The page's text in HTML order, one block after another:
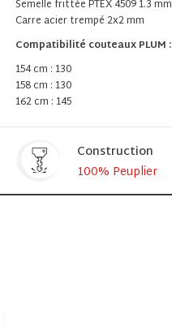
Semelle frittée PTEX 4509 1.3 mm
Carre acier trempé 2x2 mm
Compatibilité couteaux PLUM :
154 cm : 130
158 cm : 130
162 cm : 145
Construction
100% Peuplier